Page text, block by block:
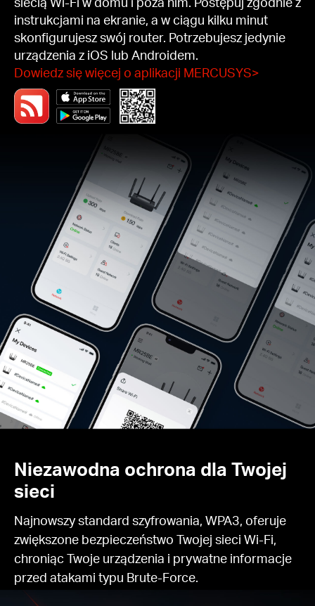
instrukcjami na ekranie, a w ciągu kilku minut
skonfigurujesz swój router. Potrzebujesz jedynie
urządzenia z iOS lub Androidem.
Dowiedz się więcej o aplikacji MERCUSYS>
Niezawodna ochrona dla Twojej
sieci
Najnowszy standard szyfrowania, WPA3, oferuje
zwiększone bezpieczeństwo Twojej sieci Wi-Fi,
chroniąc Twoje urządzenia i prywatne informacje
przed atakami typu Brute-Force.